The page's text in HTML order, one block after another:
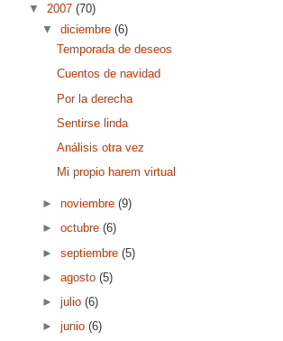
▼ 2007 (70)
▼diciembre(6)
Temporada de deseos
Cuentos de navidad
Por la derecha
Sentirse linda
Análisis otra vez
Mi propio harem virtual
►noviembre(9)
►octubre(6)
►septiembre(5)
►agosto(5)
►julio(6)
►junio(6)